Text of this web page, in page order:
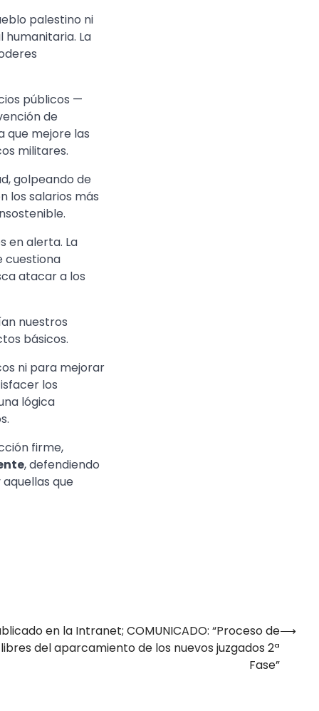
palestino ni
La
públicos —
de
que mejore las
militares.
golpeando de
los salarios más
en alerta. La
cuestiona
atacar a los
nuestros
básicos.
ni para mejorar
los
lógica
firme,
, defendiendo
que
en la Intranet; COMUNICADO: “Proceso de
del aparcamiento de los nuevos juzgados 2ª
Fase”
⟶